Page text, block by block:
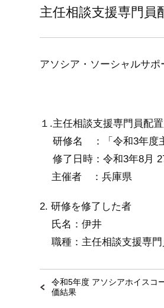
主任相談支援専門員
アソシア・ソーシャルサポ
１.主任相談支援専門員配
研修名 ：「令和3年度主
修了日時：令和3年8月
主催者 ：兵庫県
2. 研修を修了した者
氏名：伊井
職種：主任相談支援専門
令和5年度 アソシアホイスコ
価結果